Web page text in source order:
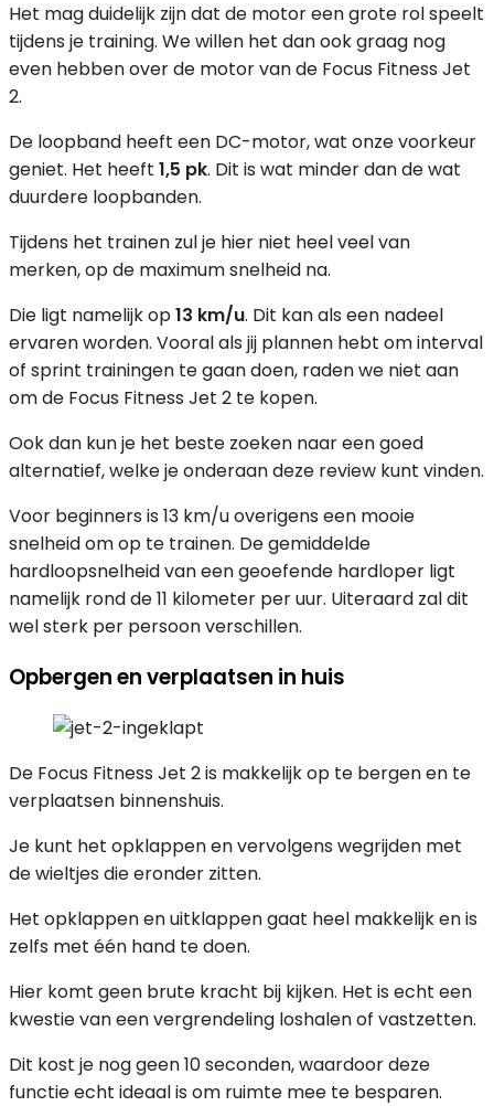
Het mag duidelijk zijn dat de motor een grote rol speelt
tijdens je training. We willen het dan ook graag nog
even hebben over de motor van de Focus Fitness Jet
2.
De loopband heeft een DC-motor, wat onze voorkeur
geniet. Het heeft 1,5 pk. Dit is wat minder dan de wat
duurdere loopbanden.
Tijdens het trainen zul je hier niet heel veel van
merken, op de maximum snelheid na.
Die ligt namelijk op13 km/u. Dit kan als een nadeel
ervaren worden. Vooral als jij plannen hebt om interval
of sprint trainingen te gaan doen, raden we niet aan
om de Focus Fitness Jet 2 te kopen.
Ook dan kun je het beste zoeken naar een goed
alternatief, welke je onderaan deze review kunt vinden.
Voor beginners is 13 km/u overigens een mooie
snelheid om op te trainen. De gemiddelde
hardloopsnelheid van een geoefende hardloper ligt
namelijk rond de 11 kilometer per uur. Uiteraard zal dit
wel sterk per persoon verschillen.
Opbergen en verplaatsen in huis
De Focus Fitness Jet 2 is makkelijk op te bergen en te
verplaatsen binnenshuis.
Je kunt het opklappen en vervolgens wegrijden met
de wieltjes die eronder zitten.
Het opklappen en uitklappen gaat heel makkelijk en is
zelfs met één hand te doen.
Hier komt geen brute kracht bij kijken. Het is echt een
kwestie van een vergrendeling loshalen of vastzetten.
Dit kost je nog geen 10 seconden, waardoor deze
functie echt ideaal is om ruimte mee te besparen.